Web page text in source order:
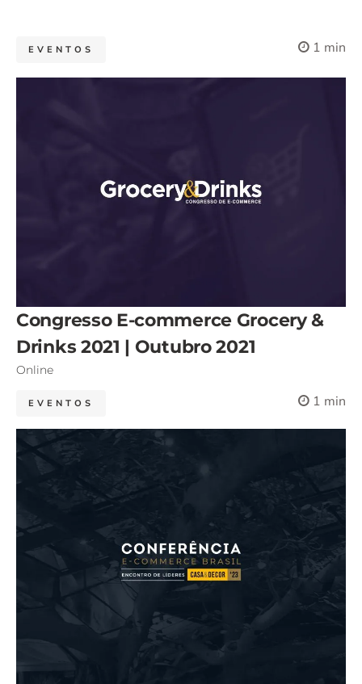
EVENTOS 1 min
Congresso E-commerce Grocery &
Drinks 2021 | Outubro 2021
Online
EVENTOS 1 min